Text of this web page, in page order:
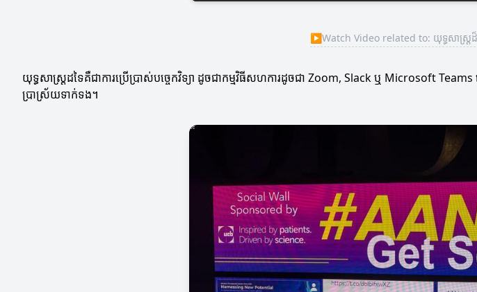
▶Watch Video related to: យុទ្ធសាស្ត្រដ៏
យុទ្ធសាស្ត្រដទៃគឺជាការប្រើប្រាស់បច្ចេកវិទ្យា ដូចជាកម្មវិធីសហការដូចជា Zoom, Slack ឬ Microsoft Teams
ប្រាស្រ័យទាក់ទង។